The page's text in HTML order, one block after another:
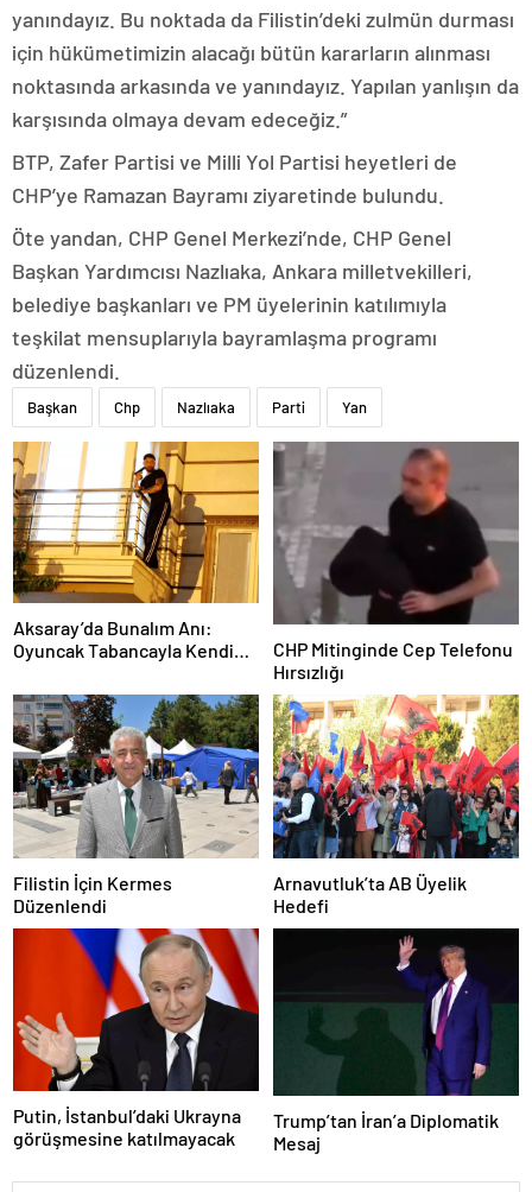
yanındayız. Bu noktada da Filistin’deki zulmün durması
için hükümetimizin alacağı bütün kararların alınması
noktasında arkasında ve yanındayız. Yapılan yanlışın da
karşısında olmaya devam edeceğiz.”
BTP, Zafer Partisi ve Milli Yol Partisi heyetleri de
CHP’ye Ramazan Bayramı ziyaretinde bulundu.
Öte yandan, CHP Genel Merkezi’nde, CHP Genel
Başkan Yardımcısı Nazlıaka, Ankara milletvekilleri,
belediye başkanları ve PM üyelerinin katılımıyla
teşkilat mensuplarıyla bayramlaşma programı
düzenlendi.
Başkan Chp Nazlıaka Parti Yan
Aksaray’da Bunalım Anı:
Oyuncak Tabancayla Kendine
CHP Mitinginde Cep Telefonu
Hırsızlığı
Filistin İçin Kermes
Düzenlendi
Arnavutluk’ta AB Üyelik
Hedefi
Putin, İstanbul’daki Ukrayna
görüşmesine katılmayacak
Trump’tan İran’a Diplomatik
Mesaj